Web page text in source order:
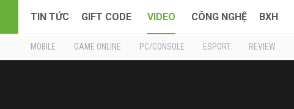
TIN TỨC GIFT CODE VIDEO CÔNG NGHỆ BXH
MOBILE GAME ONLINE PC/CONSOLE ESPORT REVIEW